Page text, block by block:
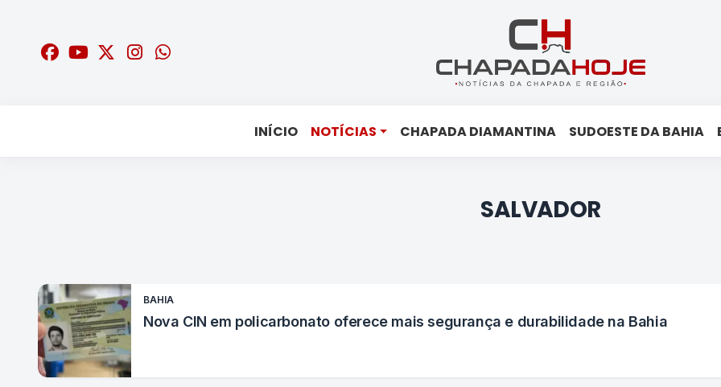
INÍCIO NOTÍCIAS CHAPADA DIAMANTINA SUDOESTE DA BAHIA
SALVADOR
BAHIA
Nova CIN em policarbonato oferece mais segurança e durabilidade na Bahia